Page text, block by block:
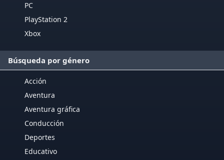
PC
PlayStation 2
Xbox
Búsqueda por género
Acción
Aventura
Aventura gráfica
Conducción
Deportes
Educativo